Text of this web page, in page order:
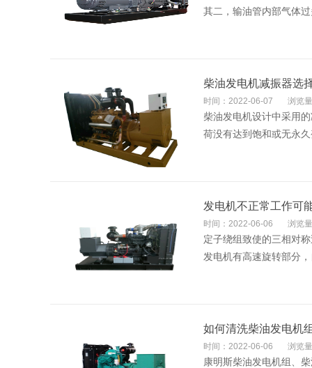
其二，输油管内部气体
柴油发电机减振器选
时间：2022-06-07 浏览
柴油发电机设计中采用
荷没有达到饱和或无永
发电机不正常工作可
时间：2022-06-06 浏览
定子绕组致使的三相对
发电机有高速旋转部分
如何清洗柴油发电机
时间：2022-06-06 浏览
康明斯柴油发电机组、